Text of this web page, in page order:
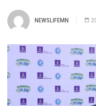
NEWSLIFEMN